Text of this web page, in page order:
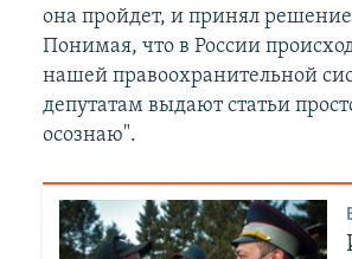
она пройдет, и принял
Понимая, что в России
нашей правоохранительной
депутатам выдают статьи
осознаю".